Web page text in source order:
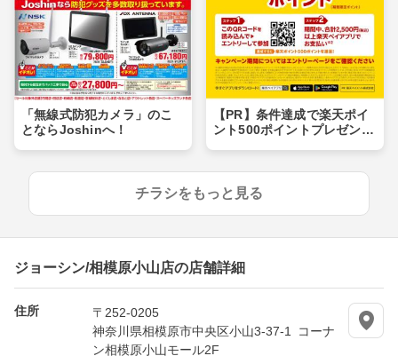
「無線式防犯カメラ」のこ
とならJoshinへ！
【PR】条件達成で楽天ポイ
ント500ポイントプレゼント
チラシをもっと見る
ジョーシン/相模原小山店の店舗詳細
住所
〒252-0205
神奈川県相模原市中央区小山3-37-1 コーナ
ン相模原小山モール2F